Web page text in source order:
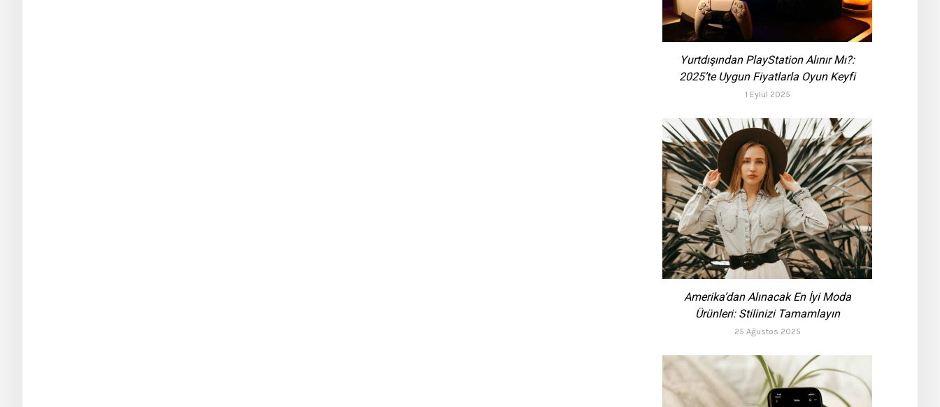
Yurtdışından PlayStation Alınır Mı?:
2025’te Uygun Fiyatlarla Oyun Keyfi
1 Eylül 2025
Amerika’dan Alınacak En İyi Moda
Ürünleri: Stilinizi Tamamlayın
25 Ağustos 2025